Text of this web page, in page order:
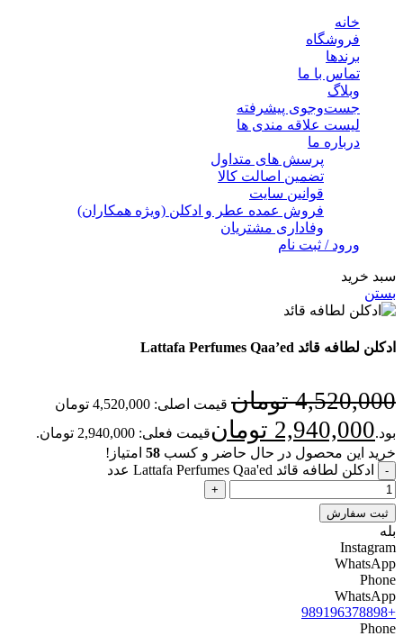
خانه
فروشگاه
برندها
تماس با ما
وبلاگ
جست‌وجوی پیشرفته
لیست علاقه مندی ها
درباره ما
پرسش های متداول
تضمین اصالت کالا
قوانین سایت
فروش عمده عطر و ادکلن (ویژه همکاران)
وفاداری مشتریان
ورود / ثبت نام
سبد خرید
بستن
ادکلن لطافه قائد Lattafa Perfumes Qaa’ed
4,520,000 تومان
قیمت اصلی: 4,520,000 تومان
بود.2,940,000 تومانقیمت فعلی: 2,940,000 تومان.
خرید این محصول در حال حاضر و کسب 58 امتیاز!
ادکلن لطافه قائد Lattafa Perfumes Qaa'ed عدد
ثبت سفارش
بله
Instagram
WhatsApp
Phone
WhatsApp
+989196378898
Phone